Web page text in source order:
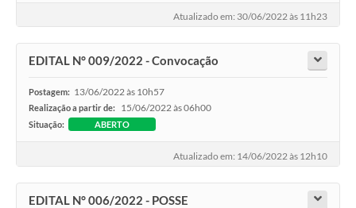
Atualizado em: 30/06/2022 às 11h23
EDITAL N° 009/2022 - Convocação
Postagem: 13/06/2022 às 10h57
Realização a partir de: 15/06/2022 às 06h00
Situação: ABERTO
Atualizado em: 14/06/2022 às 12h10
EDITAL N° 006/2022 - POSSE